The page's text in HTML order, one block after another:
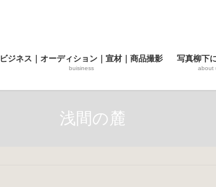
ビジネス｜オーディション｜宣材｜商品撮影
buisiness
写真柳下
about
浅間の麓